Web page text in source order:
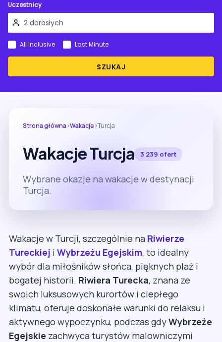
Uczestnicy
SZUKAJ
All Inclusive Last Minute
Strona główna›Wakacje›Turcja
Wakacje Turcja 3 239 ofert
Wybrane okazje na wakacje w destynacji
Turcja.
Wakacje w Turcji, szczególnie na Riwierze
Tureckiej i Wybrzeżu Egejskim, to idealny
wybór dla miłośników słońca, pięknych plaż i
bogatej historii. Riwiera Turecka, znana ze
swoich luksusowych kurortów i ciepłego
klimatu, oferuje doskonałe warunki do relaksu i
aktywnego wypoczynku, podczas gdyWybrzeże
Egejskie zachwyca turystów malowniczymi